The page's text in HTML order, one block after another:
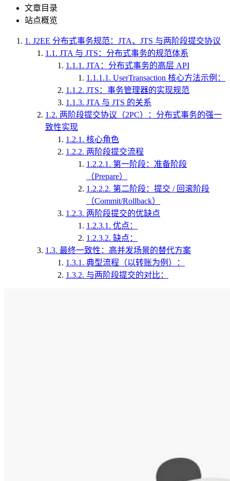
文章目录
站点概览
1. J2EE 分布式事务规范：JTA、JTS 与两阶段提交协议
1.1. JTA 与 JTS：分布式事务的规范体系
1.1.1. JTA：分布式事务的高层 API
1.1.1.1. UserTransaction 核心方法示例：
1.1.2. JTS：事务管理器的实现规范
1.1.3. JTA 与 JTS 的关系
1.2. 两阶段提交协议（2PC）：分布式事务的强一
致性实现
1.2.1. 核心角色
1.2.2. 两阶段提交流程
1.2.2.1. 第一阶段：准备阶段
（Prepare）
1.2.2.2. 第二阶段：提交 / 回滚阶段
（Commit/Rollback）
1.2.3. 两阶段提交的优缺点
1.2.3.1. 优点：
1.2.3.2. 缺点：
1.3. 最终一致性：高并发场景的替代方案
1.3.1. 典型流程（以转账为例）：
1.3.2. 与两阶段提交的对比：